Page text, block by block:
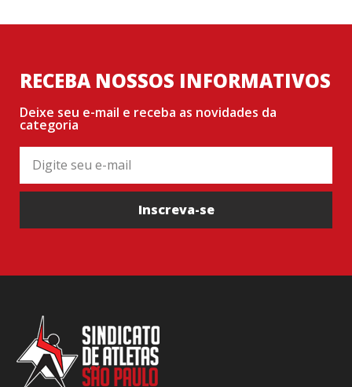
RECEBA NOSSOS INFORMATIVOS
Deixe seu e-mail e receba as novidades da
categoria
Inscreva-se